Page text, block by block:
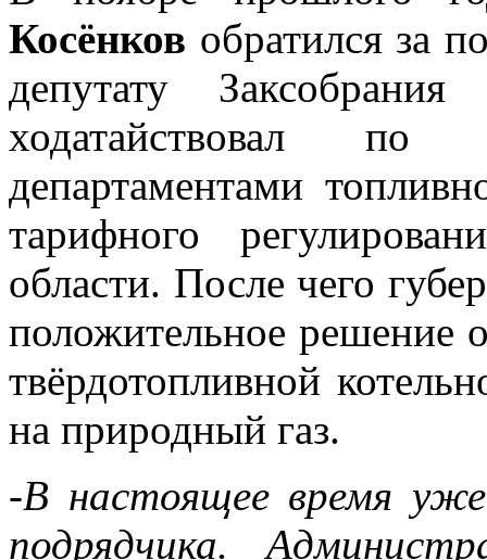
Косёнков обратился за
депутату Заксобрания
ходатайствовал
департаментами
тарифного
области. После чего
положительное решение
твёрдотопливной
на природный газ.
-В настоящее время уже
подрядчика.